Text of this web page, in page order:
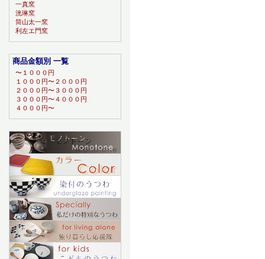
一真窯
洸琳窯
筒山太一窯
利左エ門窯
商品金額別 一覧
〜１０００円
１０００円〜２０００円
２０００円〜３０００円
３０００円〜４０００円
４０００円〜